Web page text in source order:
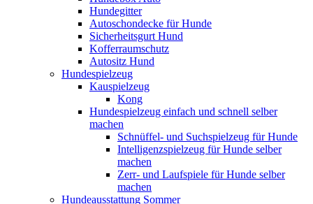
Hundegitter
Autoschondecke für Hunde
Sicherheitsgurt Hund
Kofferraumschutz
Autositz Hund
Hundespielzeug
Kauspielzeug
Kong
Hundespielzeug einfach und schnell selber
machen
Schnüffel- und Suchspielzeug für Hunde
Intelligenzspielzeug für Hunde selber
machen
Zerr- und Laufspiele für Hunde selber
machen
Hundeausstattung Sommer